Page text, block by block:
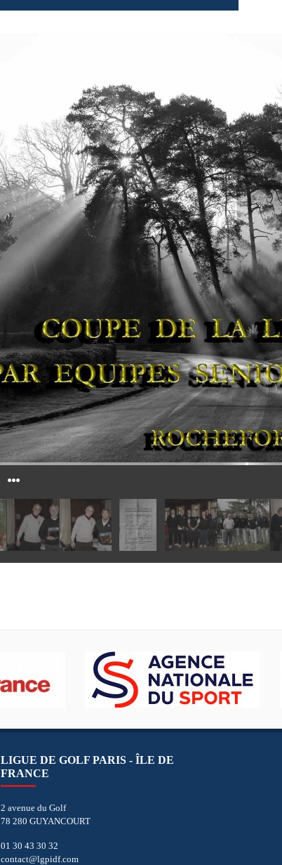
LIGUE DE GOLF PARIS - ÎLE DE
FRANCE
2 avenue du Golf
78 280 GUYANCOURT
01 30 43 30 32
contact@lgpidf.com